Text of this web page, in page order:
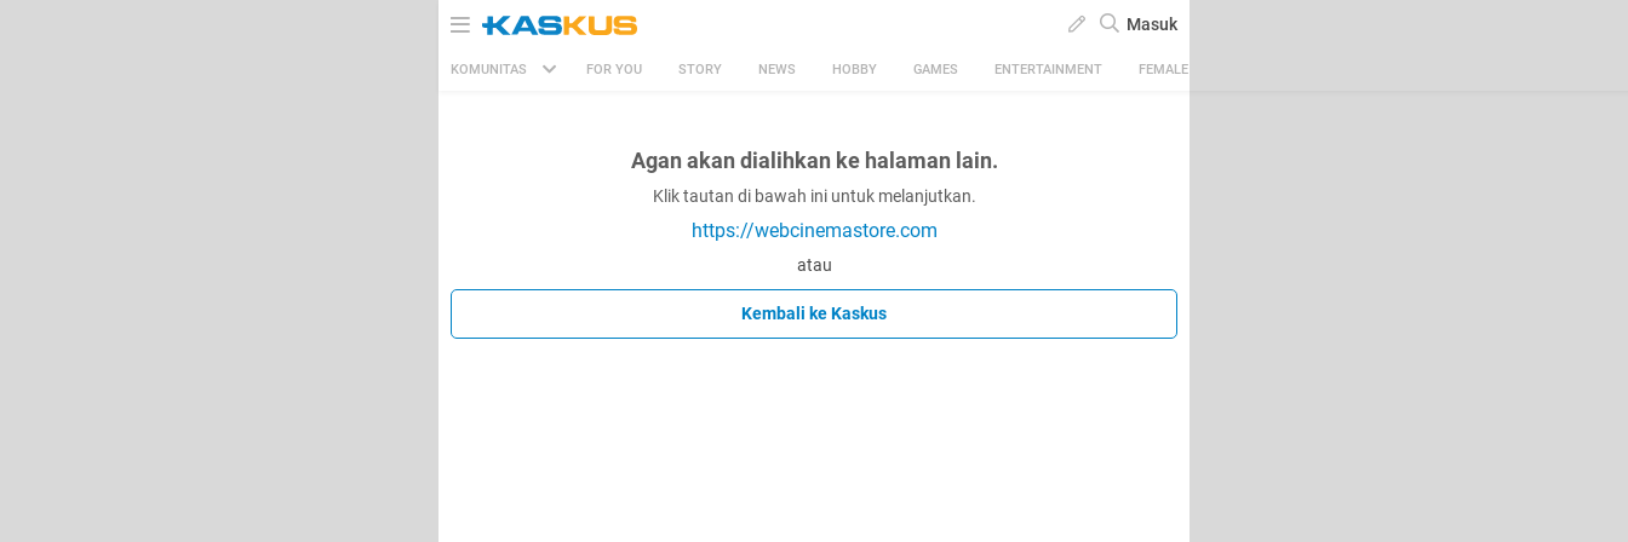
Masuk
KOMUNITAS FOR YOU STORY NEWS HOBBY GAMES ENTERTAINMENT FEMALE
Agan akan dialihkan ke halaman lain.
Klik tautan di bawah ini untuk melanjutkan.
https://webcinemastore.com
atau
Kembali ke Kaskus